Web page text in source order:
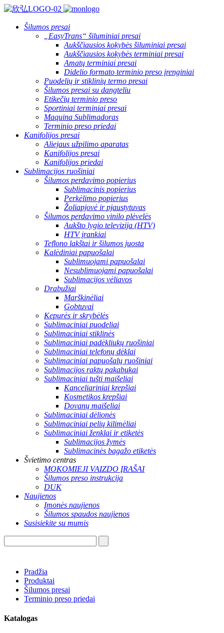
Šilumos presai
„EasyTrans“ šiluminiai presai
Aukščiausios kokybės šiluminiai presai
Aukščiausios kokybės terminiai presai
Amatų terminiai presai
Didelio formato terminio preso įrenginiai
Puodelių ir stiklinių termo presai
Šilumos presai su dangteliu
Etikečių terminio preso
Sportiniai terminiai presai
Maquina Sublimadoras
Terminio preso priedai
Kanifolijos presai
Aliejaus užpilimo aparatas
Kanifolijos presai
Kanifolijos priedai
Sublimacijos ruošiniai
Šilumos perdavimo popierius
Sublimacinis popierius
Perkėlimo popierius
Žoliapjovė ir pjaustytuvas
Šilumos perdavimo vinilo plėvelės
Aukšto lygio televizija (HTV)
HTV įrankiai
Teflono lakštai ir šilumos juosta
Kalėdiniai papuošalai
Sublimuojami papuošalai
Nesublimuojami papuošalai
Sublimacijos vėliavos
Drabužiai
Marškinėliai
Gobtuvai
Kepurės ir skrybėlės
Sublimaciniai puodeliai
Sublimaciniai stiklinės
Sublimaciniai padėkliukų ruošiniai
Sublimaciniai telefonų dėklai
Sublimaciniai papuošalų ruošiniai
Sublimacijos raktų pakabukai
Sublimaciniai tušti maišeliai
Kanceliariniai krepšiai
Kosmetikos krepšiai
Dovanų maišeliai
Sublimaciniai dėlionės
Sublimaciniai pelių kilimėliai
Sublimaciniai ženklai ir etiketės
Sublimacijos žymės
Sublimacinės bagažo etiketės
Švietimo centras
MOKOMIEJI VAIZDO ĮRAŠAI
Šilumos preso instrukcija
DUK
Naujienos
Įmonės naujienos
Šilumos spaudos naujienos
Susisiekite su mumis
Pradžia
Produktai
Šilumos presai
Terminio preso priedai
Katalogas